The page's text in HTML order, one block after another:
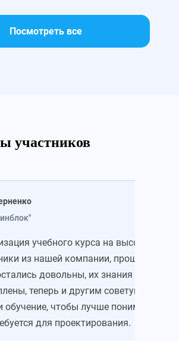
Посмотреть все
участников
учебного курса на высоте. Все
из нашей компании, прошедшие
довольны, их знания
теперь и другим советую
обучение, чтобы лучше понимать,
для проектирования.